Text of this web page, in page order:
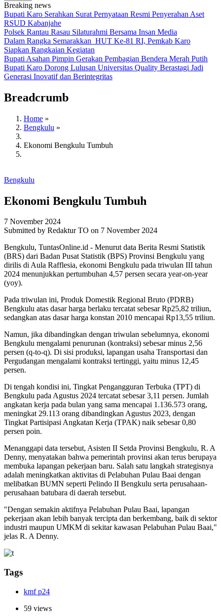
Breaking news
Bupati Karo Serahkan Surat Pernyataan Resmi Penyerahan Aset
RSUD Kabanjahe
Polsek Rantau Rasau Silaturahmi Bersama Insan Media
Dalam Rangka Semarakkan HUT Ke-81 RI, Pemkab Karo
Siapkan Rangkaian Kegiatan
Bupati Asahan Pimpin Gerakan Pembagian Bendera Merah Putih
Bupati Karo Dorong Lulusan Universitas Quality Berastagi Jadi
Generasi Inovatif dan Berintegritas
Breadcrumb
Home »
Bengkulu »
Ekonomi Bengkulu Tumbuh
Bengkulu
Ekonomi Bengkulu Tumbuh
7 November 2024
Submitted by Redaktur TO on 7 November 2024
Bengkulu, TuntasOnline.id - Menurut data Berita Resmi Statistik
(BRS) dari Badan Pusat Statistik (BPS) Provinsi Bengkulu yang
dirilis di Aula Rafflesia, ekonomi Bengkulu pada triwulan III tahun
2024 menunjukkan pertumbuhan 4,57 persen secara year-on-year
(yoy).
Pada triwulan ini, Produk Domestik Regional Bruto (PDRB)
Bengkulu atas dasar harga berlaku tercatat sebesar Rp25,82 triliun,
sedangkan atas dasar harga konstan 2010 mencapai Rp13,55 triliun.
Namun, jika dibandingkan dengan triwulan sebelumnya, ekonomi
Bengkulu mengalami penurunan (kontraksi) sebesar minus 2,56
persen (q-to-q). Di sisi produksi, lapangan usaha Transportasi dan
Pergudangan mengalami kontraksi tertinggi, yaitu minus 12,45
persen.
Di tengah kondisi ini, Tingkat Pengangguran Terbuka (TPT) di
Bengkulu pada Agustus 2024 tercatat sebesar 3,11 persen. Jumlah
angkatan kerja pada bulan yang sama mencapai 1.136.573 orang,
meningkat 29.113 orang dibandingkan Agustus 2023, dengan
Tingkat Partisipasi Angkatan Kerja (TPAK) naik sebesar 0,80
persen poin.
Menanggapi data tersebut, Asisten II Setda Provinsi Bengkulu, R. A
Denny, menyatakan bahwa pemerintah provinsi akan terus berupaya
membuka lapangan pekerjaan baru. Salah satu langkah strategisnya
adalah meningkatkan aktivitas di Pelabuhan Pulau Baai dengan
melibatkan BUMN seperti Pelindo II Bengkulu serta perusahaan-
perusahaan batubara di daerah tersebut.
"Dengan semakin aktifnya Pelabuhan Pulau Baai, lapangan
pekerjaan akan lebih banyak tercipta dan berkembang, baik di sektor
industri maupun UMKM di sekitar kawasan Pelabuhan Pulau Baai,"
jelas R. A Denny.
Tags
kmf p24
59 views